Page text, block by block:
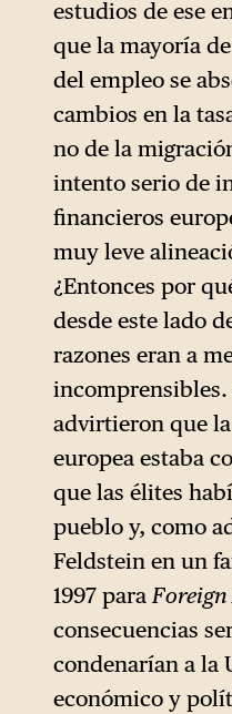
estudios de ese
que la mayoría
del empleo se
cambios en la
no de la
intento serio de
financieros
muy leve
¿Entonces por
desde este lado
razones eran a
incomprensibles.
advirtieron que
europea estaba
que las élites
pueblo y, como
Feldstein en un
1997 para
consecuencias
condenarían a la
económico y